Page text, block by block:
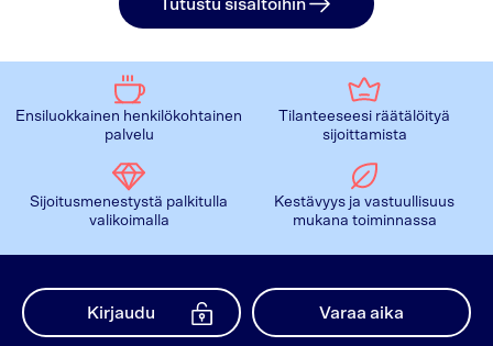
Tutustu sisältöihin
Ensiluokkainen henkilökohtainen
palvelu
Tilanteeseesi räätälöityä
sijoittamista
Sijoitusmenestystä palkitulla
valikoimalla
Kestävyys ja vastuullisuus
mukana toiminnassa
Kirjaudu Varaa aika